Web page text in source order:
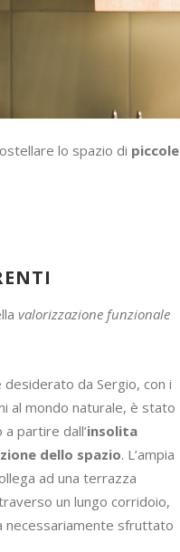
lo spazio di piccole
valorizzazione funzionale
desiderato da Sergio, con i
al mondo naturale, è stato
partire dall’insolita
dello spazio. L’ampia
ad una terrazza
un lungo corridoio,
necessariamente sfruttato